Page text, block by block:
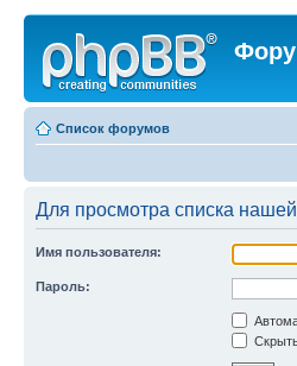
Список форумов
Для просмотра списка
Имя пользователя:
Пароль: